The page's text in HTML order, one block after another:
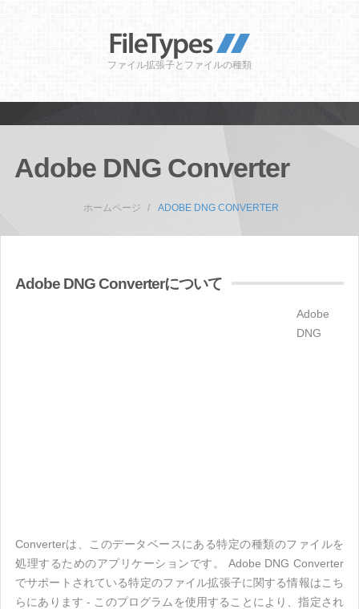
ファイル拡張子とファイルの種類
Adobe DNG Converter
ホームページ ADOBE DNG CONVERTER
Adobe DNG Converterについて
Adobe
DNG
Converterは、このデータベースにある特定の種類のファイルを
処理するためのアプリケーションです。 Adobe DNG Converter
でサポートされている特定のファイル拡張子に関する情報はこち
らにあります - このプログラムを使用することにより、指定され